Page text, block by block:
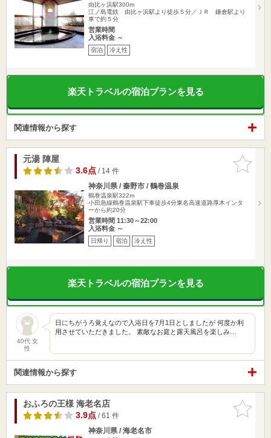
由比ヶ浜駅300m
江ノ島電鉄 由比ヶ浜駅より徒歩５分／ＪＲ 鎌倉駅より
車で約５分
営業時間
入浴料金 ～
宿泊 冷え性
楽天トラベルの宿泊プランを見る
関連情報から探す
お気に入
りに追加
元湯 陣屋
3.6点/ 14 件
神奈川県 / 秦野市 / 鶴巻温泉
鶴巻温泉駅322m
小田急線鶴巻温泉駅下車徒歩4分東名高速道路厚木インタ
ーから約20分
営業時間 11:30～22:00
入浴料金 ～
日帰り 宿泊 冷え性
楽天トラベルの宿泊プランを見る
40代 女
性
日にちがうろ覚えなので入浴日を7月1日としましたが 何度か利
用させていただきました。 素敵なお庭と露天風呂を楽しみ…
関連情報から探す
お気に入
りに追加
おふろの王様 海老名店
3.9点/ 61 件
神奈川県 / 海老名市